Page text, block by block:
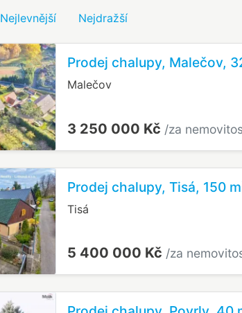
Nejlevnější Nejdražší
Prodej chalupy, Malečov,
Malečov
3 250 000 Kč /za
Prodej chalupy, Tisá, 150 m
Tisá
5 400 000 Kč /za